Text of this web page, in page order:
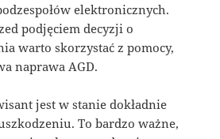
elektronicznych.
podjęciem decyzji o
warto skorzystać z pomocy,
naprawa AGD.
jest w stanie dokładnie
To bardzo ważne,